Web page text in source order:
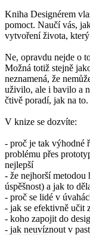
Kniha Designérem
pomoct. Naučí vás,
vytvoření života,
Ne, opravdu nejde o
Možná totiž stejně
neznamená, že
uživilo, ale i bavilo a
čtivě poradí, jak na to.
V knize se dozvíte:
- proč je tak výhodné
problému přes
nejlepší
- že nejhorší metodou
úspěšnost) a jak to
- proč se lidé v
- jak se efektivně učit
- koho zapojit do
- jak neuvíznout v